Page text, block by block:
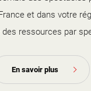
et dans votre
des ressources par
En savoir plus